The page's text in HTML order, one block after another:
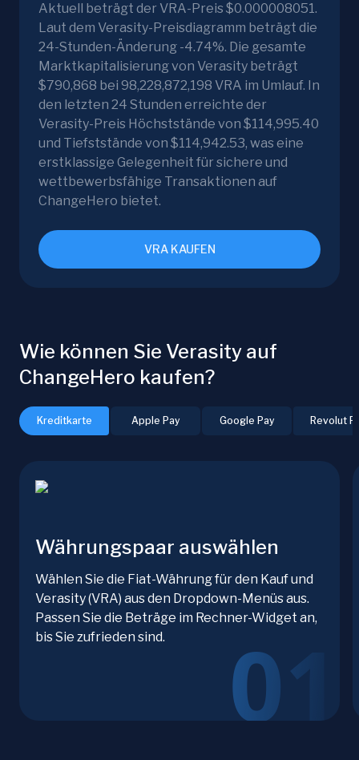
Aktuell beträgt der VRA-Preis $0.000008051.
Laut dem Verasity-Preisdiagramm beträgt die
24-Stunden-Änderung -4.74%. Die gesamte
Marktkapitalisierung von Verasity beträgt
$790,868 bei 98,228,872,198 VRA im Umlauf. In
den letzten 24 Stunden erreichte der
Verasity-Preis Höchststände von $114,995.40
und Tiefststände von $114,942.53, was eine
erstklassige Gelegenheit für sichere und
wettbewerbsfähige Transaktionen auf
ChangeHero bietet.
VRA KAUFEN
Wie können Sie Verasity auf
ChangeHero kaufen?
Kreditkarte Apple Pay Google Pay Revolut
Währungspaar auswählen
Wählen Sie die Fiat-Währung für den Kauf und
Verasity (VRA) aus den Dropdown-Menüs aus.
Passen Sie die Beträge im Rechner-Widget an,
bis Sie zufrieden sind.